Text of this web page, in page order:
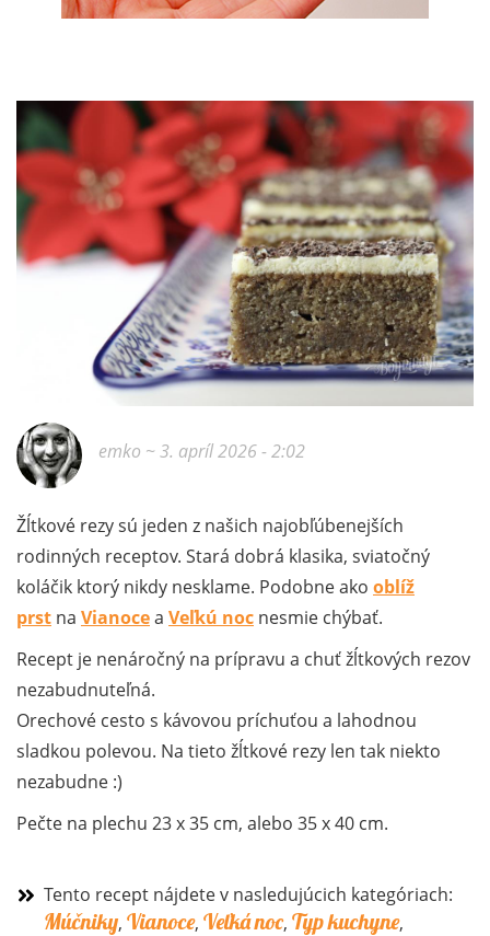
emko ~ 3. apríl 2026 - 2:02
Žĺtkové rezy sú jeden z našich najobľúbenejších
rodinných receptov. Stará dobrá klasika, sviatočný
koláčik ktorý nikdy nesklame. Podobne ako oblíž
prst na Vianocea Veľkú noc nesmie chýbať.
Recept je nenáročný na prípravu a chuť žĺtkových rezov
nezabudnuteľná.
Orechové cesto s kávovou príchuťou a lahodnou
sladkou polevou. Na tieto žĺtkové rezy len tak niekto
nezabudne :)
Pečte na plechu 23 x 35 cm, alebo 35 x 40 cm.
Tento recept nájdete v nasledujúcich kategóriach:
Múčniky, Vianoce, Veľká noc, Typ kuchyne,